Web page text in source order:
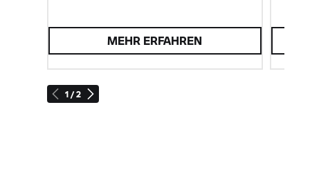
1 / 2
MEHR ERFAHREN